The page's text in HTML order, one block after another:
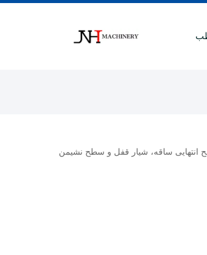
انتهایی ساقه، شیار قفل و سطح نشیمن